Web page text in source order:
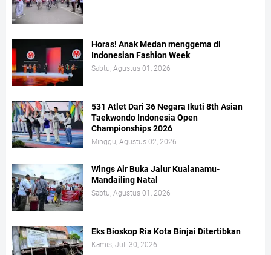
Horas! Anak Medan menggema di
Indonesian Fashion Week
Sabtu, Agustus 01, 2026
531 Atlet Dari 36 Negara Ikuti 8th Asian
Taekwondo Indonesia Open
Championships 2026
Minggu, Agustus 02, 2026
Wings Air Buka Jalur Kualanamu-
Mandailing Natal
Sabtu, Agustus 01, 2026
Eks Bioskop Ria Kota Binjai Ditertibkan
Kamis, Juli 30, 2026